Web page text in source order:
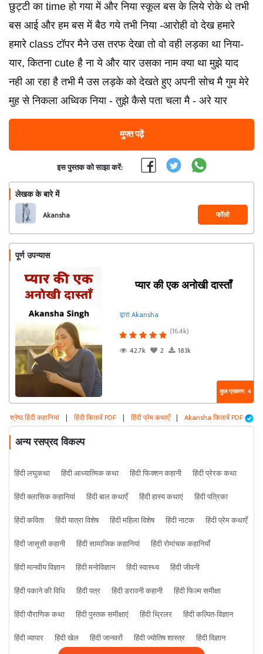
छुट्टी का time हो गया में और निया स्कूल बस के लिये रोके थे तभी
बस आई और हम बस में बैठ गये तभी निया -आरोही वो देख हमारे
हमारे class टॉपर मैने उस तरफ देखा तो वो वही लड़का था निया-
यार, कितना cute है ना ये और यार उसका नाम क्या था मुझे याद
नही आ रहा है तभी मै उस लड़के को देखते हुए अपनी सोच मै गुम मेरे
मुह से निकला अध्विक निया - तुझे कैसे पता चला मै - अरे यार
मुफ्त पढ़ें
इस पुस्तक को साझा करें:
लेखक के बारे में
Akansha फॉलो
पूर्ण उपन्यास
प्यार की एक अनोखी दास्ताँ
द्वारा Akansha
(16.4k)
42.7k
2 18.1k
कुल प्रकरण : 4
श्रेष्ठ हिंदी कहानियां | हिंदी किताबें PDF | हिंदी प्रेम कथाएँ | Akansha किताबें PDF
अन्य रसप्रद विकल्प
हिंदी लघुकथा हिंदी आध्यात्मिक कथा हिंदी फिक्शन कहानी
हिंदी प्रेरक कथा
हिंदी क्लासिक कहानियां
हिंदी बाल कथाएँ हिंदी हास्य कथाएं
हिंदी पत्रिका
हिंदी कविता
हिंदी यात्रा विशेष हिंदी महिला विशेष हिंदी नाटक
हिंदी प्रेम कथाएँ
हिंदी जासूसी कहानी
हिंदी सामाजिक कहानियां
हिंदी रोमांचक कहानियाँ
हिंदी मानवीय विज्ञान
हिंदी मनोविज्ञान हिंदी स्वास्थ्य
हिंदी जीवनी
हिंदी पकाने की विधि
हिंदी पत्र हिंदी डरावनी कहानी
हिंदी फिल्म समीक्षा
हिंदी पौराणिक कथा
हिंदी पुस्तक समीक्षाएं हिंदी थ्रिलर
हिंदी कल्पित-विज्ञान
हिंदी व्यापार
हिंदी खेल हिंदी जानवरों हिंदी ज्योतिष शास्त्र हिंदी विज्ञान